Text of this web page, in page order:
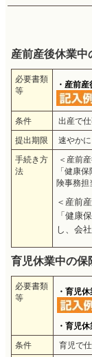
産前産後休業中
必要書類
等
・産前
条件 出産で
提出期限 速やかに
手続き方
法
＜産前
「健康
険事務担
＜産前
「健康
し、会
育児休業中の保
必要書類
等
・育児
・育児
条件 育児で